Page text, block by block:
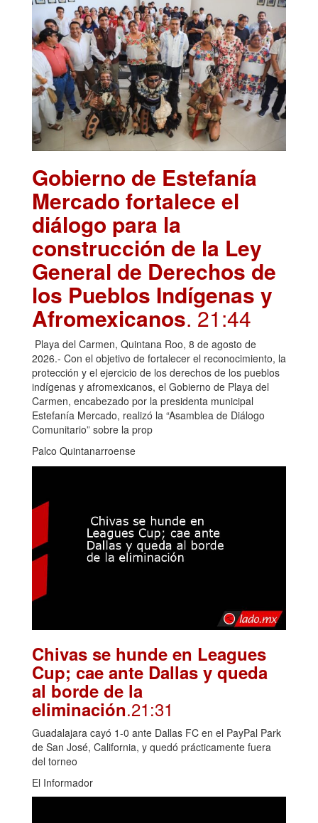
Gobierno de Estefanía
Mercado fortalece el
diálogo para la
construcción de la Ley
General de Derechos de
los Pueblos Indígenas y
Afromexicanos. 21:44
Playa del Carmen, Quintana Roo, 8 de agosto de
2026.- Con el objetivo de fortalecer el reconocimiento, la
protección y el ejercicio de los derechos de los pueblos
indígenas y afromexicanos, el Gobierno de Playa del
Carmen, encabezado por la presidenta municipal
Estefanía Mercado, realizó la “Asamblea de Diálogo
Comunitario” sobre la prop
Palco Quintanarroense
Chivas se hunde en Leagues
Cup; cae ante Dallas y queda
al borde de la
eliminación.21:31
Guadalajara cayó 1-0 ante Dallas FC en el PayPal Park
de San José, California, y quedó prácticamente fuera
del torneo
El Informador